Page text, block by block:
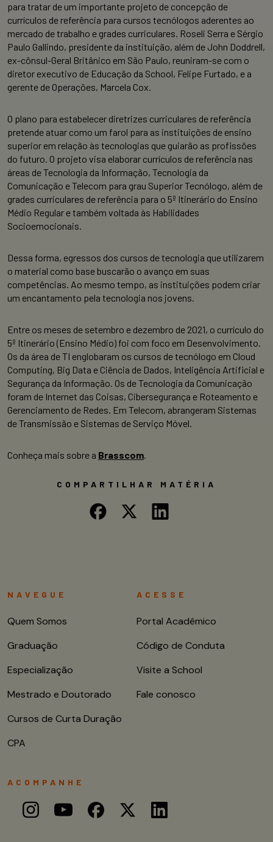
para tratar de um importante projeto de concepção de
currículos de referência para cursos tecnólogos aderentes ao
mercado de trabalho e grades curriculares. Roseli Serra e Sérgio
Paulo Gallindo, presidente da instituição, além de John Doddrell,
ex-cônsul-Geral Britânico em São Paulo, reuniram-se com o
diretor executivo de Educação da School, Felipe Furtado, e a
gerente de Operações, Marcela Cox.
O plano para estabelecer diretrizes curriculares de referência
pretende atuar como um farol para as instituições de ensino
superior em relação às tecnologias que guiarão as profissões
do futuro. O projeto visa elaborar currículos de referência nas
áreas de Tecnologia da Informação, Tecnologia da
Comunicação e Telecom para grau Superior Tecnólogo, além de
grades curriculares de referência para o 5º Itinerário do Ensino
Médio Regular e também voltada às Habilidades
Socioemocionais.
Dessa forma, egressos dos cursos de tecnologia que utilizarem
o material como base buscarão o avanço em suas
competências. Ao mesmo tempo, as instituições podem criar
um encantamento pela tecnologia nos jovens.
Entre os meses de setembro e dezembro de 2021, o currículo do
5º Itinerário (Ensino Médio) foi com foco em Desenvolvimento.
Os da área de TI englobaram os cursos de tecnólogo em Cloud
Computing, Big Data e Ciência de Dados, Inteligência Artificial e
Segurança da Informação. Os de Tecnologia da Comunicação
foram de Internet das Coisas, Cibersegurança e Roteamento e
Gerenciamento de Redes. Em Telecom, abrangeram Sistemas
de Transmissão e Sistemas de Serviço Móvel.
Conheça mais sobre a Brasscom.
COMPARTILHAR MATÉRIA
NAVEGUE
Quem Somos
Graduação
Especialização
Mestrado e Doutorado
Cursos de Curta Duração
CPA
ACESSE
Portal Acadêmico
Código de Conduta
Visite a School
Fale conosco
ACOMPANHE